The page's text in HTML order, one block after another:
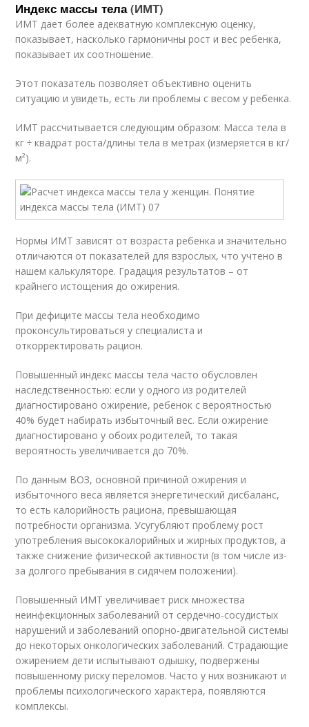
Индекс массы тела(ИМТ)
ИМТ дает более адекватную комплексную оценку,
показывает, насколько гармоничны рост и вес ребенка,
показывает их соотношение.
Этот показатель позволяет объективно оценить
ситуацию и увидеть, есть ли проблемы с весом у ребенка.
ИМТ рассчитывается следующим образом: Масса тела в
кг ÷ квадрат роста/длины тела в метрах (измеряется в кг/
м²).
Нормы ИМТ зависят от возраста ребенка и значительно
отличаются от показателей для взрослых, что учтено в
нашем калькуляторе. Градация результатов – от
крайнего истощения до ожирения.
При дефиците массы тела необходимо
проконсультироваться у специалиста и
откорректировать рацион.
Повышенный индекс массы тела часто обусловлен
наследственностью: если у одного из родителей
диагностировано ожирение, ребенок с вероятностью
40% будет набирать избыточный вес. Если ожирение
диагностировано у обоих родителей, то такая
вероятность увеличивается до 70%.
По данным ВОЗ, основной причиной ожирения и
избыточного веса является энергетический дисбаланс,
то есть калорийность рациона, превышающая
потребности организма. Усугубляют проблему рост
употребления высококалорийных и жирных продуктов, а
также снижение физической активности (в том числе из-
за долгого пребывания в сидячем положении).
Повышенный ИМТ увеличивает риск множества
неинфекционных заболеваний от сердечно-сосудистых
нарушений и заболеваний опорно-двигательной системы
до некоторых онкологических заболеваний. Страдающие
ожирением дети испытывают одышку, подвержены
повышенному риску переломов. Часто у них возникают и
проблемы психологического характера, появляются
комплексы.